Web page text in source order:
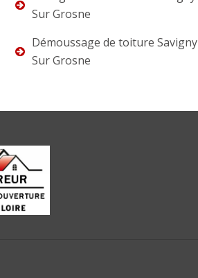
Sur Grosne
Démoussage de toiture Savigny
Sur Grosne